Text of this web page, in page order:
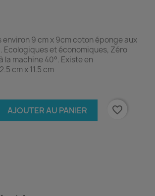
environ 9 cm x 9cm coton éponge aux
Ecologiques et économiques, Zéro
la machine 40°. Existe en
cm x 11.5 cm
AJOUTER AU PANIER favorite_border